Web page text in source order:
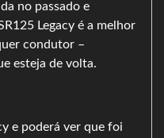
no passado e
Legacy é a melhor
condutor –
esteja de volta.
e poderá ver que foi